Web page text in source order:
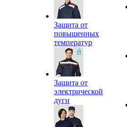
Защита от
повышенных
температур
Защита от
электрической
дуги